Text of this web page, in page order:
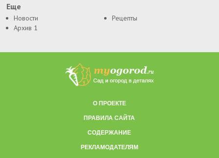
Еще
Новости
Рецепты
Архив 1
О ПРОЕКТЕ
ПРАВИЛА САЙТА
СОДЕРЖАНИЕ
РЕКЛАМОДАТЕЛЯМ